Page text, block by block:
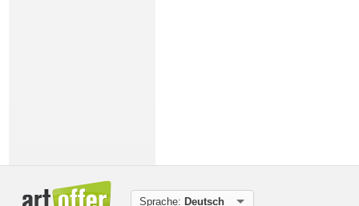
Sprache: Deutsch